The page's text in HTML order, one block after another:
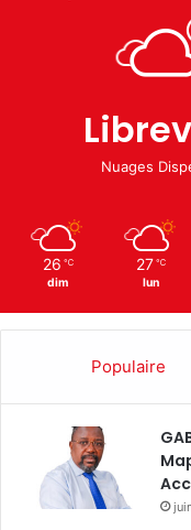
Nuages
26 ℃
dim
27 ℃
lun
Populaire